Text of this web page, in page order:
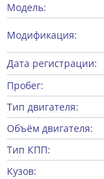
Модель:
Модификация:
Дата регистрации:
Пробег:
Тип двигателя:
Объём двигателя:
Тип КПП:
Кузов: